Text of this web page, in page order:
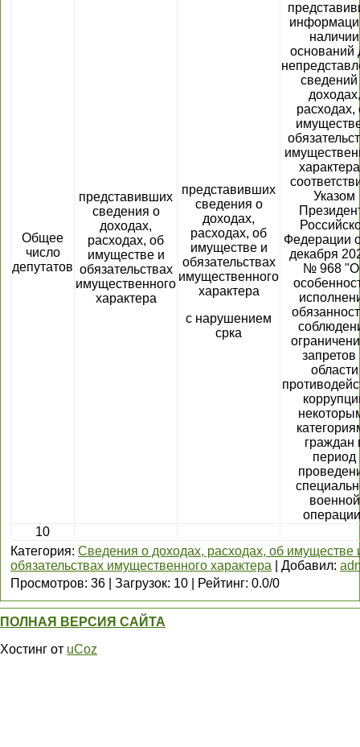
Общее
число
депутатов
представивших
сведения о
доходах,
расходах, об
имуществе и
обязательствах
имущественного
характера
представивших
сведения о
доходах,
расходах, об
имуществе и
обязательствах
имущественного
характера
с нарушением
срка
наличии
оснований
сведений
доходах,
расходах,
Указом
Федерации
декабря
№ 968
запретов
области
граждан
период
военной
10
Категория: Сведения о доходах, расходах, об имуществе
обязательствах имущественного характера
Добавил:
Просмотров: 36 Загрузок: 10 Рейтинг: 0.0/0
ПОЛНАЯ ВЕРСИЯ САЙТА
Хостинг от uCoz